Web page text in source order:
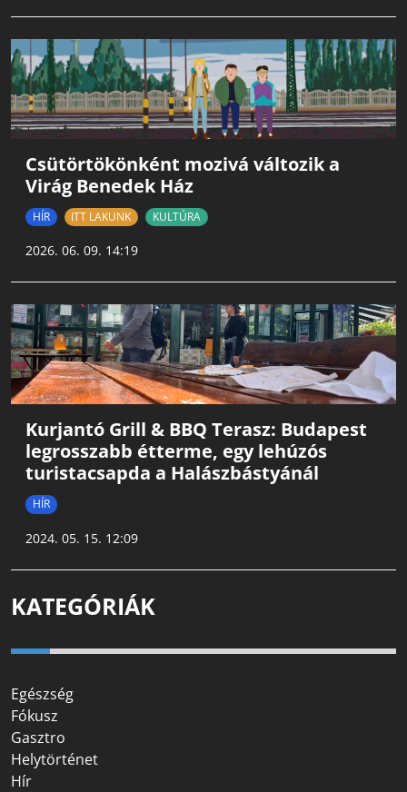
Csütörtökönként mozivá változik a
Virág Benedek Ház
HÍR ITT LAKUNK KULTÚRA
2026. 06. 09. 14:19
Kurjantó Grill & BBQ Terasz: Budapest
legrosszabb étterme, egy lehúzós
turistacsapda a Halászbástyánál
HÍR
2024. 05. 15. 12:09
KATEGÓRIÁK
Egészség
Fókusz
Gasztro
Helytörténet
Hír